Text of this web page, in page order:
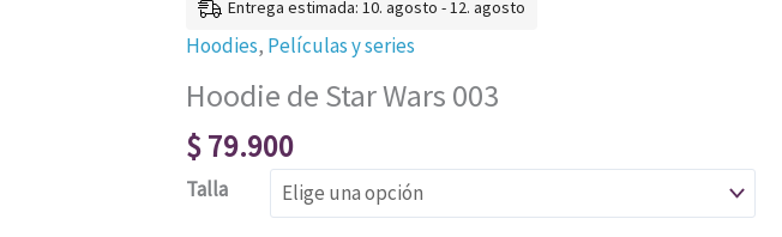
Entrega estimada: 10. agosto - 12. agosto
Hoodies, Películas y series
Hoodie de Star Wars 003
$79.900
Talla
Star
Wars
cantidad